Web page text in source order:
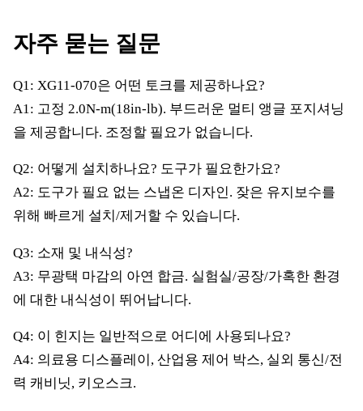
자주 묻는 질문
Q1: XG11-070은 어떤 토크를 제공하나요?
A1: 고정 2.0N-m(18in-lb). 부드러운 멀티 앵글 포지셔닝
을 제공합니다. 조정할 필요가 없습니다.
Q2: 어떻게 설치하나요? 도구가 필요한가요?
A2: 도구가 필요 없는 스냅온 디자인. 잦은 유지보수를
위해 빠르게 설치/제거할 수 있습니다.
Q3: 소재 및 내식성?
A3: 무광택 마감의 아연 합금. 실험실/공장/가혹한 환경
에 대한 내식성이 뛰어납니다.
Q4: 이 힌지는 일반적으로 어디에 사용되나요?
A4: 의료용 디스플레이, 산업용 제어 박스, 실외 통신/전
력 캐비닛, 키오스크.